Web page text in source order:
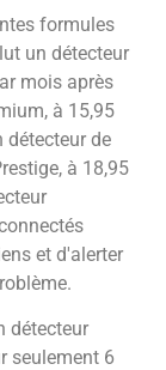
formules
un détecteur
mois après
à 15,95
détecteur de
à 18,95
et d'alerter
détecteur
seulement 6